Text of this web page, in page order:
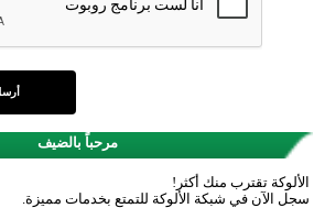
مرحباً بالضيف
الألوكة تقترب منك أكثر!
سجل الآن في شبكة الألوكة للتمتع بخدمات مميزة.